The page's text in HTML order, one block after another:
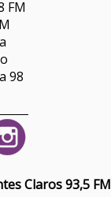
FM
98
Claros 93,5 FM